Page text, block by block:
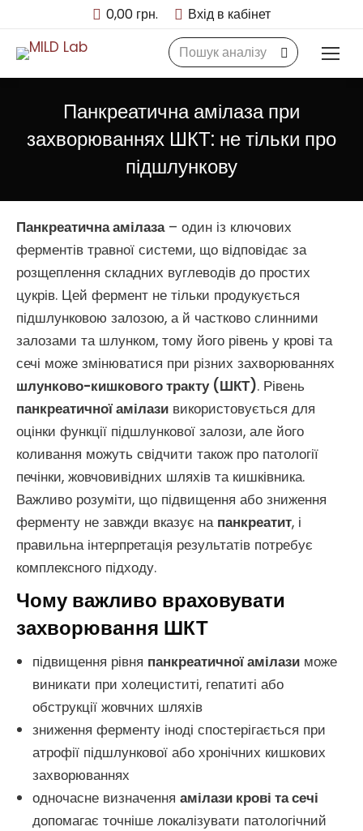
0,00 грн. Вхід в кабінет
Search:
Панкреатична амілаза при
захворюваннях ШКТ: не тільки про
підшлункову
Панкреатична амілаза– один із ключових
ферментів травної системи, що відповідає за
розщеплення складних вуглеводів до простих
цукрів. Цей фермент не тільки продукується
підшлунковою залозою, а й частково слинними
залозами та шлунком, тому його рівень у крові та
сечі може змінюватися при різних захворюваннях
шлунково-кишкового тракту (ШКТ). Рівень
панкреатичної амілази використовується для
оцінки функції підшлункової залози, але його
коливання можуть свідчити також про патології
печінки, жовчовивідних шляхів та кишківника.
Важливо розуміти, що підвищення або зниження
ферменту не завжди вказує на панкреатит, і
правильна інтерпретація результатів потребує
комплексного підходу.
Чому важливо враховувати
захворювання ШКТ
підвищення рівня панкреатичної амілази може
виникати при холециститі, гепатиті або
обструкції жовчних шляхів
зниження ферменту іноді спостерігається при
атрофії підшлункової або хронічних кишкових
захворюваннях
одночасне визначення амілази крові та сечі
допомагає точніше локалізувати патологічний